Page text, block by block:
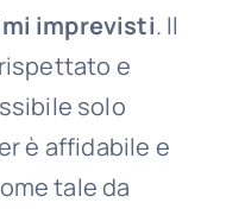
imprevisti. Il
e
solo
è affidabile e
tale da